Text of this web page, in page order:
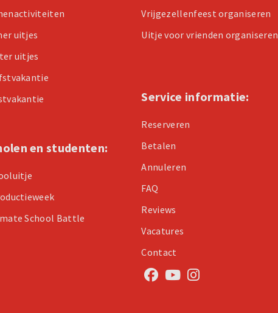
uitjes
uitjes
en studenten:
School Battle
Vrijgezellenfeest organiseren
Uitje voor vrienden organiseren
Service informatie:
Reserveren
Betalen
Annuleren
FAQ
Reviews
Vacatures
Contact